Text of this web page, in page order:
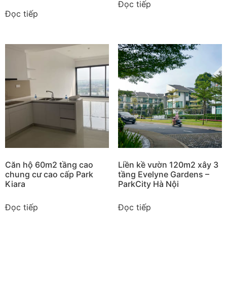
Đọc tiếp
Đọc tiếp
Căn hộ 60m2 tầng cao
chung cư cao cấp Park
Kiara
Đọc tiếp
Liền kề vườn 120m2 xây 3
tầng Evelyne Gardens –
ParkCity Hà Nội
Đọc tiếp